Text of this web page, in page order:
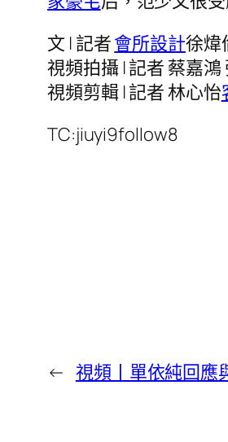
文 | 記者會所設計徐煒
視頻拍攝 | 記者 蔡嘉鴻
視頻剪輯 | 記者 林心怡
TC:jiuyi9follow8
← 視頻丨單依純回應